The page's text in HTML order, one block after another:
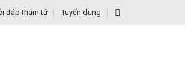
đáp thám tử Tuyển dụng